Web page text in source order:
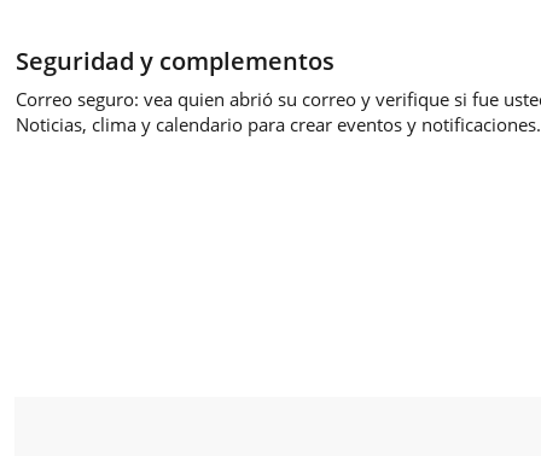
Seguridad y complementos
Correo seguro: vea quien abrió su correo y verifique si fue
Noticias, clima y calendario para crear eventos y notificaciones.